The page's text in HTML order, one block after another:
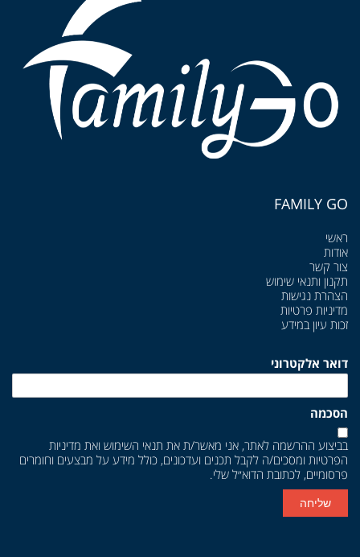
FAMILY GO
ראשי
אודות
צור קשר
תקנון ותנאי שימוש
הצהרת נגישות
מדיניות פרטיות
זכות עיון במידע
דואר אלקטרוני
הסכמה
בביצוע ההרשמה לאתר, אני מאשר/ת את תנאי השימוש ואת מדיניות
הפרטיות ומסכים/ה לקבל תכנים ועדכונים, כולל מידע על מבצעים וחומרים
פרסומיים, לכתובת הדוא״ל שלי.
שליחה